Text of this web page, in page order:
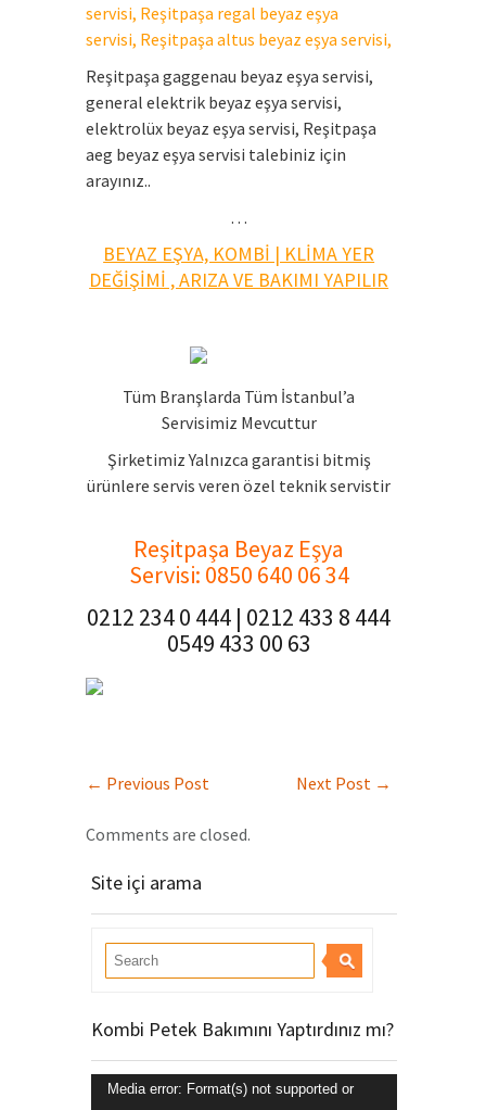
servisi, Reşitpaşa regal beyaz eşya
servisi, Reşitpaşa altus beyaz eşya servisi,
Reşitpaşa gaggenau beyaz eşya servisi,
general elektrik beyaz eşya servisi,
elektrolüx beyaz eşya servisi, Reşitpaşa
aeg beyaz eşya servisi talebiniz için
arayınız..
…
BEYAZ EŞYA, KOMBİ | KLİMA YER
DEĞİŞİMİ , ARIZA VE BAKIMI YAPILIR
Tüm Branşlarda Tüm İstanbul’a
Servisimiz Mevcuttur
Şirketimiz Yalnızca garantisi bitmiş
ürünlere servis veren özel teknik servistir
Reşitpaşa Beyaz Eşya
Servisi: 0850 640 06 34
0212 234 0 444 | 0212 433 8 444
0549 433 00 63
← Previous Post Next Post →
Comments are closed.
Site içi arama
Kombi Petek Bakımını Yaptırdınız mı?
Video
Media error: Format(s) not supported or